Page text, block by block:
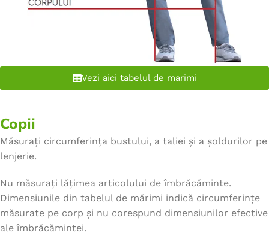
Vezi aici tabelul de marimi
Copii
Măsurați circumferința bustului, a taliei și a șoldurilor pe
lenjerie.
Nu măsurați lățimea articolului de îmbrăcăminte.
Dimensiunile din tabelul de mărimi indică circumferințe
măsurate pe corp și nu corespund dimensiunilor efective
ale îmbrăcămintei.